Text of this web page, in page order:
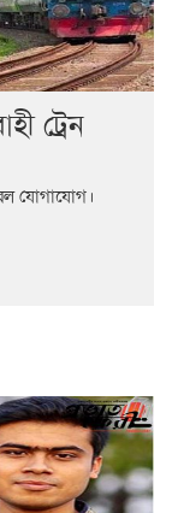
ট্রেন
যোগাযোগ।